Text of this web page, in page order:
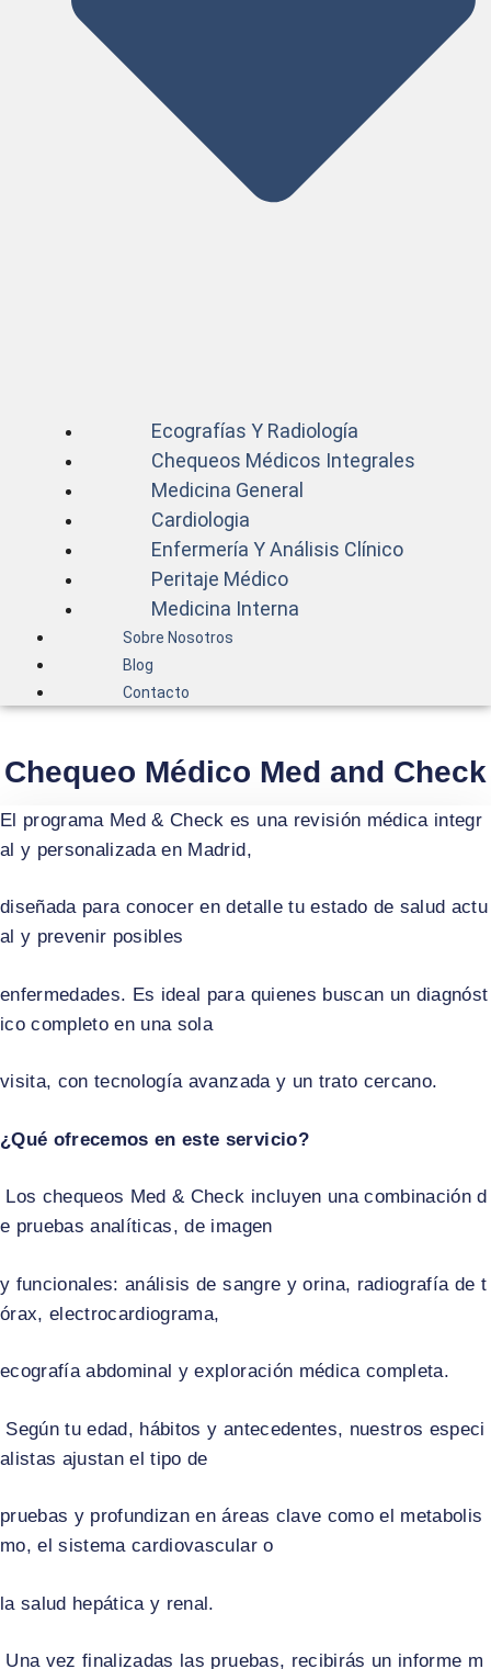
Ecografías Y Radiología
Chequeos Médicos Integrales
Medicina General
Cardiologia
Enfermería Y Análisis Clínico
Peritaje Médico
Medicina Interna
Sobre Nosotros
Blog
Contacto
Chequeo Médico Med and Check
El programa Med & Check es una revisión médica integr
al y personalizada en Madrid,
diseñada para conocer en detalle tu estado de salud actu
al y prevenir posibles
enfermedades. Es ideal para quienes buscan un diagnóst
ico completo en una sola
visita, con tecnología avanzada y un trato cercano.
¿Qué ofrecemos en este servicio?
Los chequeos Med & Check incluyen una combinación d
e pruebas analíticas, de imagen
y funcionales: análisis de sangre y orina, radiografía de t
órax, electrocardiograma,
ecografía abdominal y exploración médica completa.​
Según tu edad, hábitos y antecedentes, nuestros especi
alistas ajustan el tipo de
pruebas y profundizan en áreas clave como el metabolis
mo, el sistema cardiovascular o
la salud hepática y renal.​
Una vez finalizadas las pruebas, recibirás un informe m